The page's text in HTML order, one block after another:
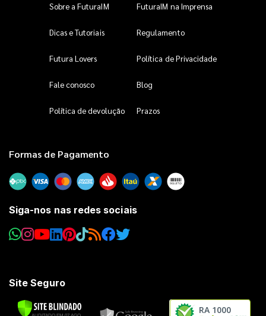
Sobre a FuturaIM FuturaIM na Imprensa
Dicas e Tutoriais Regulamento
Futura Lovers Política de Privacidade
Fale conosco Blog
Política de devolução Prazos
Formas de Pagamento
Siga-nos nas redes sociais
Site Seguro
RA 1000